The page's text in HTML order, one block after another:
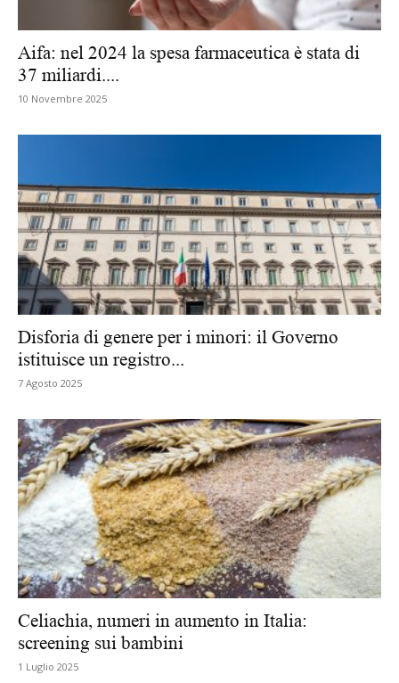
Aifa: nel 2024 la spesa farmaceutica è stata di
37 miliardi....
10 Novembre 2025
Disforia di genere per i minori: il Governo
istituisce un registro...
7 Agosto 2025
Celiachia, numeri in aumento in Italia:
screening sui bambini
1 Luglio 2025